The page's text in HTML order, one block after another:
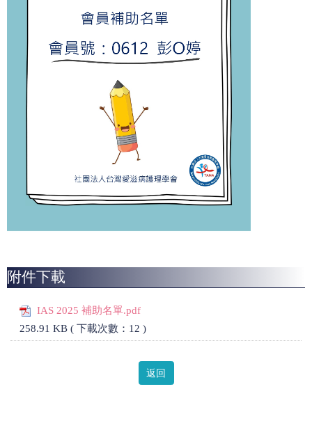
附件下載
IAS 2025 補助名單.pdf
258.91 KB ( 下載次數：12 )
返回